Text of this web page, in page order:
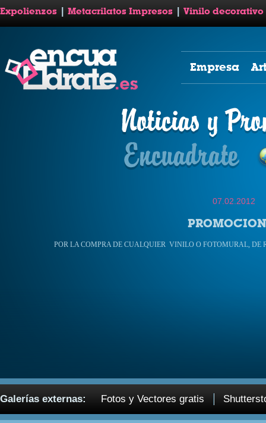
Expolienzos Metacrilatos Impresos Vinilo decorativo
Empresa
07.02.2012
POR LA COMPRA DE CUALQUIER VINILO O FOTOMURAL, DE
Galerías externas: Fotos y Vectores gratis